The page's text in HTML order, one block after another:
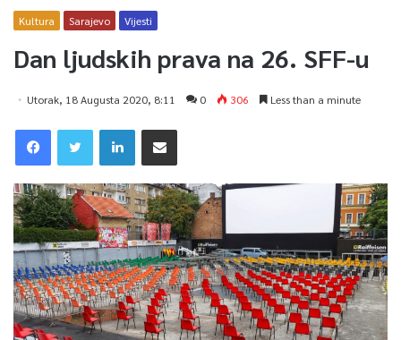
Kultura Sarajevo Vijesti
Dan ljudskih prava na 26. SFF-u
Utorak, 18 Augusta 2020, 8:11 0 306 Less than a minute